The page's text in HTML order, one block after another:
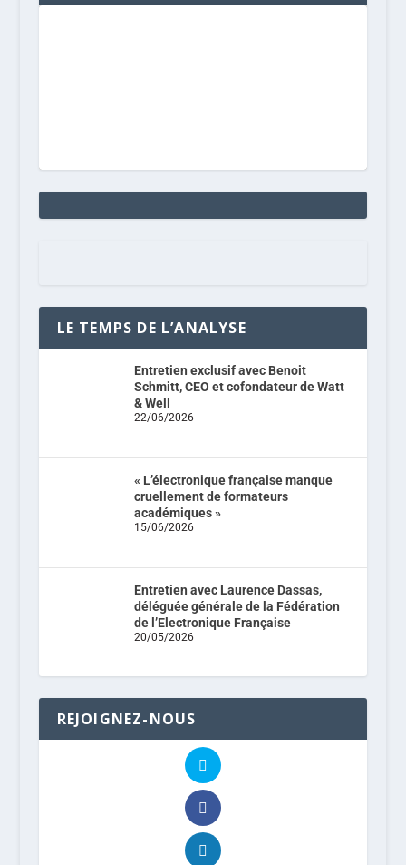
LE TEMPS DE L’ANALYSE
Entretien exclusif avec Benoit
Schmitt, CEO et cofondateur de Watt
& Well
22/06/2026
« L’électronique française manque
cruellement de formateurs
académiques »
15/06/2026
Entretien avec Laurence Dassas,
déléguée générale de la Fédération
de l’Electronique Française
20/05/2026
REJOIGNEZ-NOUS